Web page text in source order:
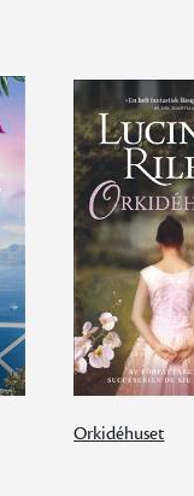
Orkidéhuset